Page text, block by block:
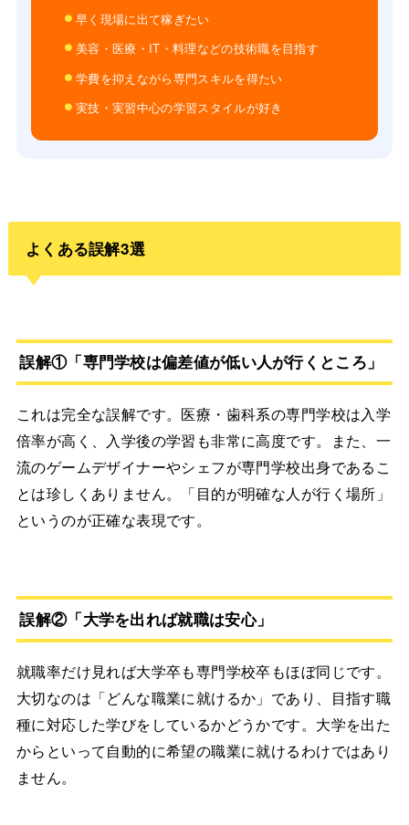
早く現場に出て稼ぎたい
美容・医療・IT・料理などの技術職を目指す
学費を抑えながら専門スキルを得たい
実技・実習中心の学習スタイルが好き
よくある誤解3選
誤解①「専門学校は偏差値が低い人が行くところ」
これは完全な誤解です。医療・歯科系の専門学校は入学
倍率が高く、入学後の学習も非常に高度です。また、一
流のゲームデザイナーやシェフが専門学校出身であるこ
とは珍しくありません。「目的が明確な人が行く場所」
というのが正確な表現です。
誤解②「大学を出れば就職は安心」
就職率だけ見れば大学卒も専門学校卒もほぼ同じです。
大切なのは「どんな職業に就けるか」であり、目指す職
種に対応した学びをしているかどうかです。大学を出た
からといって自動的に希望の職業に就けるわけではあり
ません。